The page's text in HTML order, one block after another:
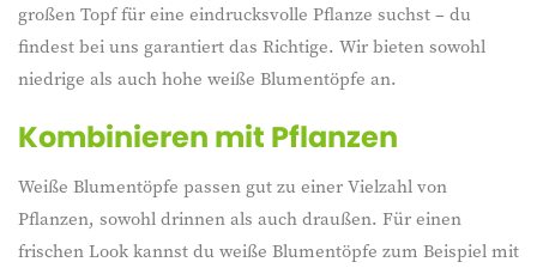
großen Topf für eine eindrucksvolle Pflanze suchst – du
findest bei uns garantiert das Richtige. Wir bieten sowohl
niedrige als auch hohe weiße Blumentöpfe an.
Kombinieren mit Pflanzen
Weiße Blumentöpfe passen gut zu einer Vielzahl von
Pflanzen, sowohl drinnen als auch draußen. Für einen
frischen Look kannst du weiße Blumentöpfe zum Beispiel mit